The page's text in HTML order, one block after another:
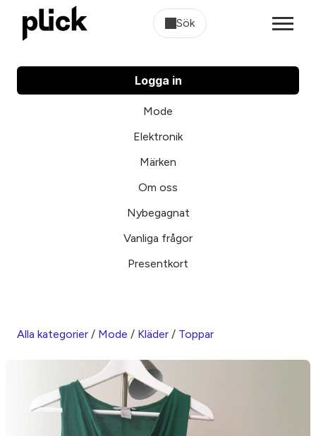
Sök
Logga in
Mode
Elektronik
Märken
Om oss
Nybegagnat
Vanliga frågor
Presentkort
Alla kategorier / Mode / Kläder / Toppar